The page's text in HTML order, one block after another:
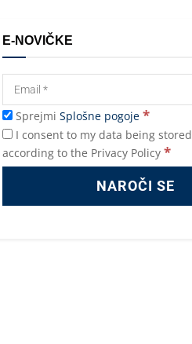
E-NOVIČKE
Sprejmi Splošne pogoje *
I consent to my data being stored
according to the Privacy Policy *